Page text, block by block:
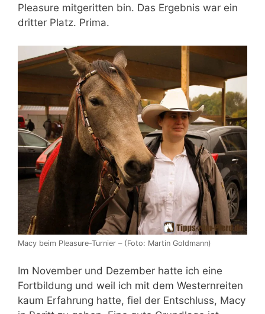
Pleasure mitgeritten bin. Das Ergebnis war ein
dritter Platz. Prima.
Macy beim Pleasure-Turnier – (Foto: Martin Goldmann)
Im November und Dezember hatte ich eine
Fortbildung und weil ich mit dem Westernreiten
kaum Erfahrung hatte, fiel der Entschluss, Macy